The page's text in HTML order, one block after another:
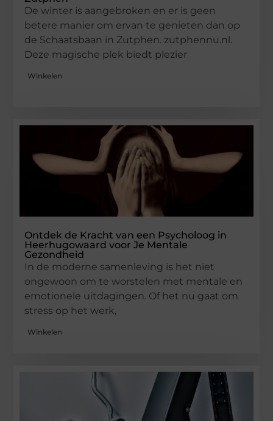
De winter is aangebroken en er is geen
betere manier om ervan te genieten dan op
de Schaatsbaan in Zutphen. zutphennu.nl.
Deze magische plek biedt plezier
Winkelen
Ontdek de Kracht van een Psycholoog in
Heerhugowaard voor Je Mentale
Gezondheid
In de moderne samenleving is het niet
ongewoon om te worstelen met mentale en
emotionele uitdagingen. Of het nu gaat om
stress op het werk,
Winkelen